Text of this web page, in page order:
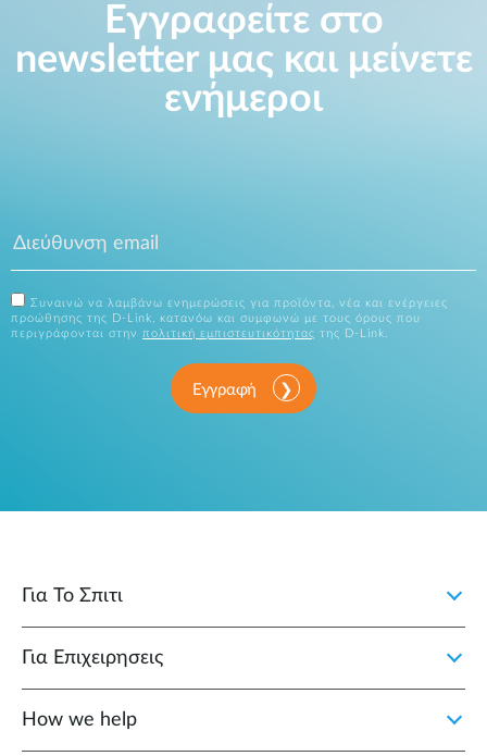
Εγγραφείτε στο
newsletter μας και μείνετε
ενήμεροι
Συναινώ να λαμβάνω ενημερώσεις για προϊόντα, νέα και ενέργειες
προώθησης της D-Link, κατανόω και συμφωνώ με τους όρους που
περιγράφονται στην πολιτική εμπιστευτικότητας της D-Link.
Εγγραφή
Για Το Σπιτι
Για Επιχειρησεις
How we help